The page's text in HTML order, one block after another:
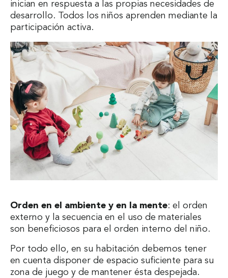
inician en respuesta a las propias necesidades de
desarrollo. Todos los niños aprenden mediante la
participación activa.
Orden en el ambiente y en la mente: el orden
externo y la secuencia en el uso de materiales
son beneficiosos para el orden interno del niño.
Por todo ello, en su habitación debemos tener
en cuenta disponer de espacio suficiente para su
zona de juego y de mantener ésta despejada.